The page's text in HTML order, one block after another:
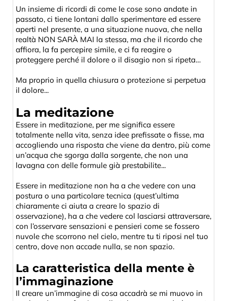
Un insieme di ricordi di come le cose sono andate in
passato, ci tiene lontani dallo sperimentare ed essere
aperti nel presente, a una situazione nuova, che nella
realtà NON SARÀ MAI la stessa, ma che il ricordo che
affiora, la fa percepire simile, e ci fa reagire o
proteggere perché il dolore o il disagio non si ripeta…
Ma proprio in quella chiusura o protezione si perpetua
il dolore...
La meditazione
Essere in meditazione, per me significa essere
totalmente nella vita, senza idee prefissate o fisse, ma
accogliendo una risposta che viene da dentro, più come
un’acqua che sgorga dalla sorgente, che non una
lavagna con delle formule già prestabilite...
Essere in meditazione non ha a che vedere con una
postura o una particolare tecnica (quest’ultima
chiaramente ci aiuta a creare lo spazio di
osservazione), ha a che vedere col lasciarsi attraversare,
con l’osservare sensazioni e pensieri come se fossero
nuvole che scorrono nel cielo, mentre tu ti riposi nel tuo
centro, dove non accade nulla, se non spazio.
La caratteristica della mente è
l’immaginazione
Il creare un’immagine di cosa accadrà se mi muovo in